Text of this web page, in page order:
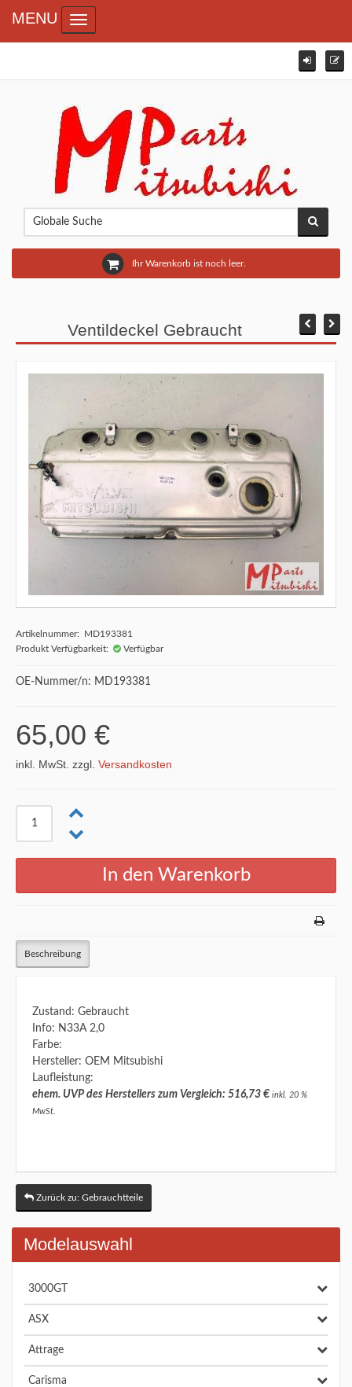
Ihr Warenkorb ist noch leer.
MENU Toggle navigation
Ventildeckel Gebraucht
Artikelnummer: MD193381
Produkt Verfügbarkeit:
Verfügbar
OE-Nummer/n: MD193381
65,00 €
inkl. MwSt. zzgl. Versandkosten
Beschreibung
Zustand: Gebraucht
Info: N33A 2,0
Farbe:
Hersteller: OEM Mitsubishi
Laufleistung:
ehem. UVP des Herstellers zum Vergleich: 516,73 € inkl. 20 %
MwSt.
Zurück zu: Gebrauchtteile
Modelauswahl
3000GT
ASX
Attrage
Carisma